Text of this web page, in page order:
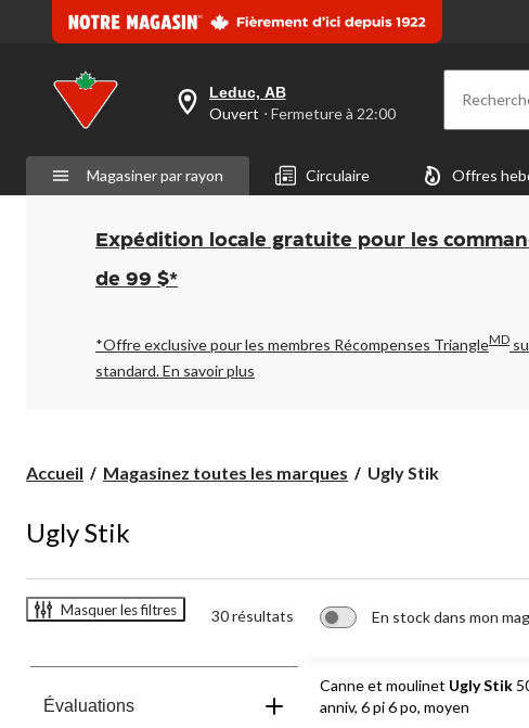
votre
est
Leduc,
AB,
Ouvert,
Fermeture
à
pour
changer
Leduc, AB
Ouvert ⋅ Fermeture à 22:00
Magasiner par rayon Circulaire Offres
Expédition locale gratuite pour les
de 99 $*
*Offre exclusive pour les membres Récompenses TriangleMD
standard.En savoir plus
Accueil Magasinez toutes les marques
Ugly
Ugly Stik
Ugly Stik
Masquer les filtres 30 résultats En stock dans mon
Évaluations
Canne et moulinet Ugly Stik
anniv, 6 pi 6 po, moyen